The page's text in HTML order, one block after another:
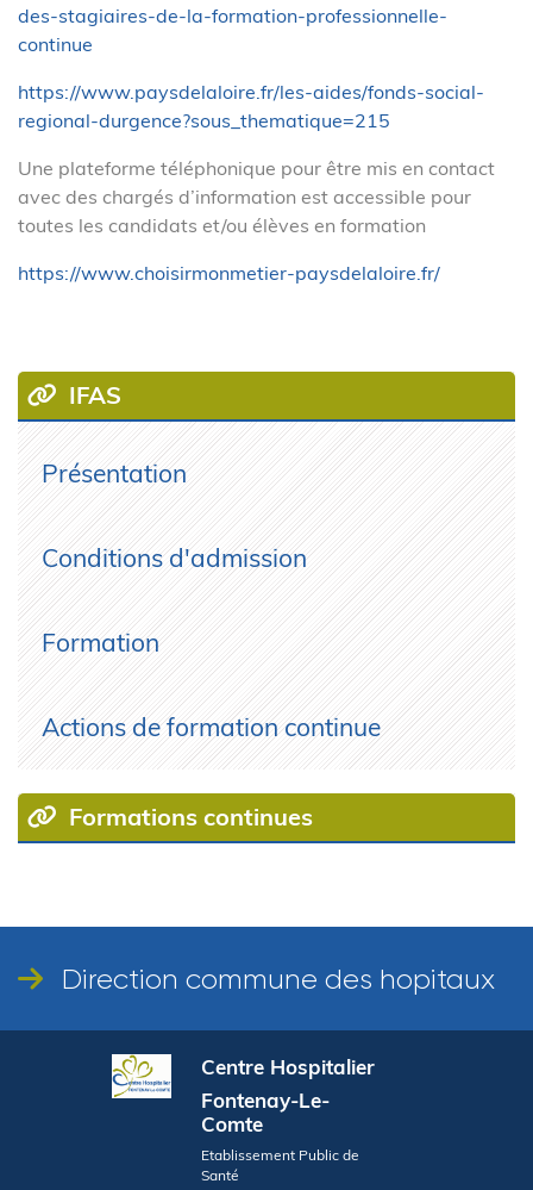
des-stagiaires-de-la-formation-professionnelle-
continue
https://www.paysdelaloire.fr/les-aides/fonds-social-
regional-durgence?sous_thematique=215
Une plateforme téléphonique pour être mis en contact
avec des chargés d’information est accessible pour
toutes les candidats et/ou élèves en formation
https://www.choisirmonmetier-paysdelaloire.fr/
IFAS
Présentation
Conditions d'admission
Formation
Actions de formation continue
Formations continues
Direction commune des hopitaux
Centre Hospitalier
Fontenay-Le-
Comte
Etablissement Public de
Santé